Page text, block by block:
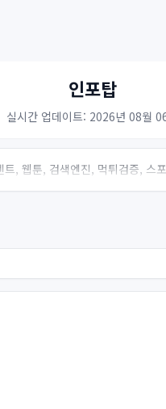
인포탑
실시간 업데이트: 2026년 08월
, 웹툰, 검색엔진, 먹튀검증, 스